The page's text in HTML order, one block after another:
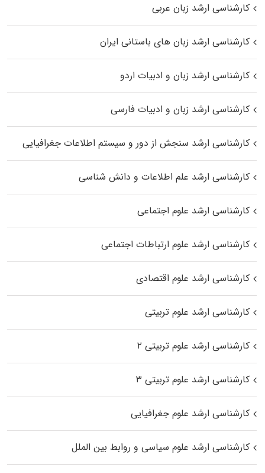
کارشناسی ارشد زبان عربی
کارشناسی ارشد زبان‌ های باستانی ایران
کارشناسی ارشد زبان و ادبیات اردو
کارشناسی ارشد زبان و ادبیات فارسی
کارشناسی ارشد سنجش از دور و سیستم اطلاعات جغرافیایی
کارشناسی ارشد علم اطلاعات و دانش شناسی
کارشناسی ارشد علوم اجتماعی
کارشناسی ارشد علوم ارتباطات اجتماعی
کارشناسی ارشد علوم اقتصادی
کارشناسی ارشد علوم تربیتی
کارشناسی ارشد علوم تربیتی ۲
کارشناسی ارشد علوم تربیتی ۳
کارشناسی ارشد علوم جغرافیایی
کارشناسی ارشد علوم سیاسی و روابط بین الملل